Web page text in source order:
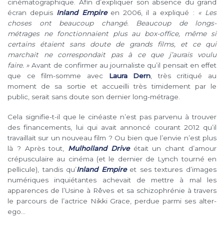
cinématographique. Afin d’expliquer son absence du grand
écran depuis Inland Empireen 2006, il a expliqué : « Les
choses ont beaucoup changé. Beaucoup de longs-
métrages ne fonctionnaient plus au box-office, même si
certains étaient sans doute de grands films, et ce qui
marchait ne correspondait pas à ce que j’aurais voulu
faire. »Avant de confirmer au journaliste qu’il pensait en effet
que ce film-somme avec Laura Dern, très critiqué au
moment de sa sortie et accueilli très timidement par le
public, serait sans doute son dernier long-métrage.
Cela signifie-t-il que le cinéaste n’est pas parvenu à trouver
des financements, lui qui avait annoncé courant 2012 qu’il
travaillait sur un nouveau film ? Ou bien que l’envie n’est plus
là ? Après tout, Mulholland Driveétait un chant d’amour
crépusculaire au cinéma (et le dernier de Lynch tourné en
pellicule), tandis qu’Inland Empireet ses textures d’images
numériques inquiétantes achevait de mettre à mal les
apparences de l’Usine à Rêves et sa schizophrénie à travers
le parcours de l’actrice Nikki Grace, perdue parmi ses alter-
ego…